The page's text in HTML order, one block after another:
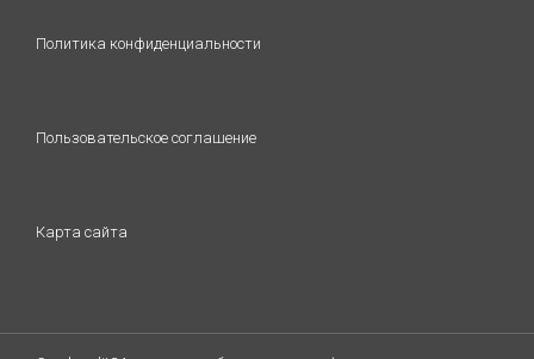
Политика конфиденциальности
Пользовательское соглашение
Карта сайта